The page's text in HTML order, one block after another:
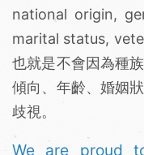
national origin,
marital status,
也就是不會因為種
傾向、年齡、婚姻
歧視。
We are proud